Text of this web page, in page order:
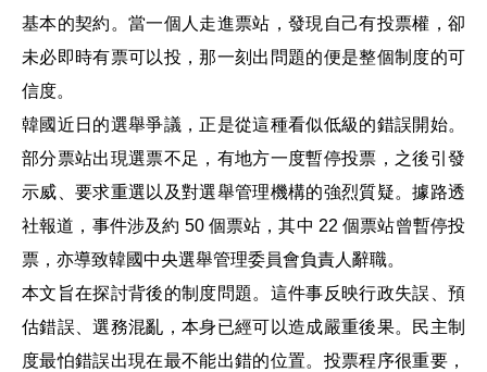
基本的契約。當一個人走進票站，發現自己有投票權，卻
未必即時有票可以投，那一刻出問題的便是整個制度的可
信度。
韓國近日的選舉爭議，正是從這種看似低級的錯誤開始。
部分票站出現選票不足，有地方一度暫停投票，之後引發
示威、要求重選以及對選舉管理機構的強烈質疑。據路透
社報道，事件涉及約 50 個票站，其中 22 個票站曾暫停投
票，亦導致韓國中央選舉管理委員會負責人辭職。
本文旨在探討背後的制度問題。這件事反映行政失誤、預
估錯誤、選務混亂，本身已經可以造成嚴重後果。民主制
度最怕錯誤出現在最不能出錯的位置。投票程序很重要，